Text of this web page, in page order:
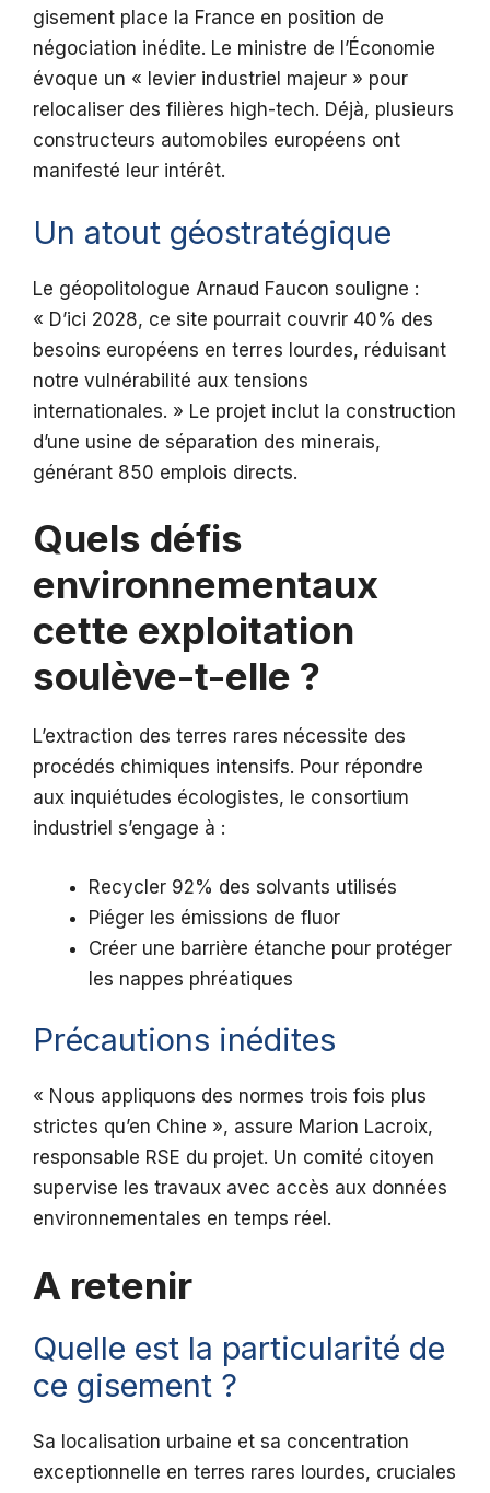
gisement place la France en position de
négociation inédite. Le ministre de l’Économie
évoque un « levier industriel majeur » pour
relocaliser des filières high-tech. Déjà, plusieurs
constructeurs automobiles européens ont
manifesté leur intérêt.
Un atout géostratégique
Le géopolitologue Arnaud Faucon souligne :
« D’ici 2028, ce site pourrait couvrir 40% des
besoins européens en terres lourdes, réduisant
notre vulnérabilité aux tensions
internationales. » Le projet inclut la construction
d’une usine de séparation des minerais,
générant 850 emplois directs.
Quels défis
environnementaux
cette exploitation
soulève-t-elle ?
L’extraction des terres rares nécessite des
procédés chimiques intensifs. Pour répondre
aux inquiétudes écologistes, le consortium
industriel s’engage à :
Recycler 92% des solvants utilisés
Piéger les émissions de fluor
Créer une barrière étanche pour protéger
les nappes phréatiques
Précautions inédites
« Nous appliquons des normes trois fois plus
strictes qu’en Chine », assure Marion Lacroix,
responsable RSE du projet. Un comité citoyen
supervise les travaux avec accès aux données
environnementales en temps réel.
A retenir
Quelle est la particularité de
ce gisement ?
Sa localisation urbaine et sa concentration
exceptionnelle en terres rares lourdes, cruciales